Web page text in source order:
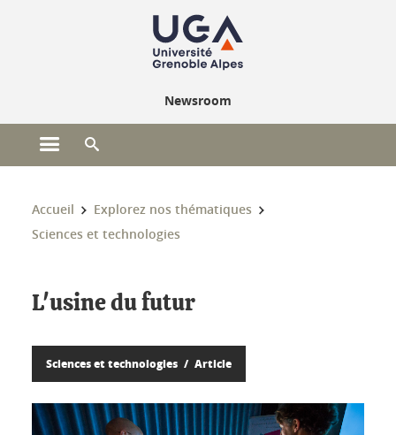
Newsroom
Ouvrir le menu principal
Vous êtes ici :
Accueil
Explorez nos thématiques
Sciences et technologies
L'usine du futur
Sciences et technologies Article